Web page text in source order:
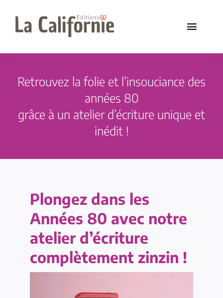
contenu
Toggle
Boutique
Retrouvez la folie et l’insouciance des
années 80
grâce à un atelier d’écriture unique et
inédit !
Plongez dans les
Années 80 avec notre
atelier d’écriture
complètement zinzin !